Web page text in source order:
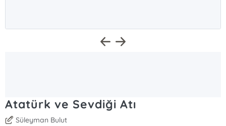
Atatürk ve Sevdiği Atı
Süleyman Bulut